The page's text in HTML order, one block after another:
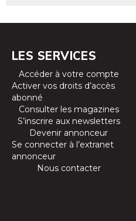
LES SERVICES
Accéder à votre compte
Activer vos droits d’accès
abonné
Consulter les magazines
S’inscrire aux newsletters
Devenir annonceur
Se connecter à l’extranet
annonceur
Nous contacter